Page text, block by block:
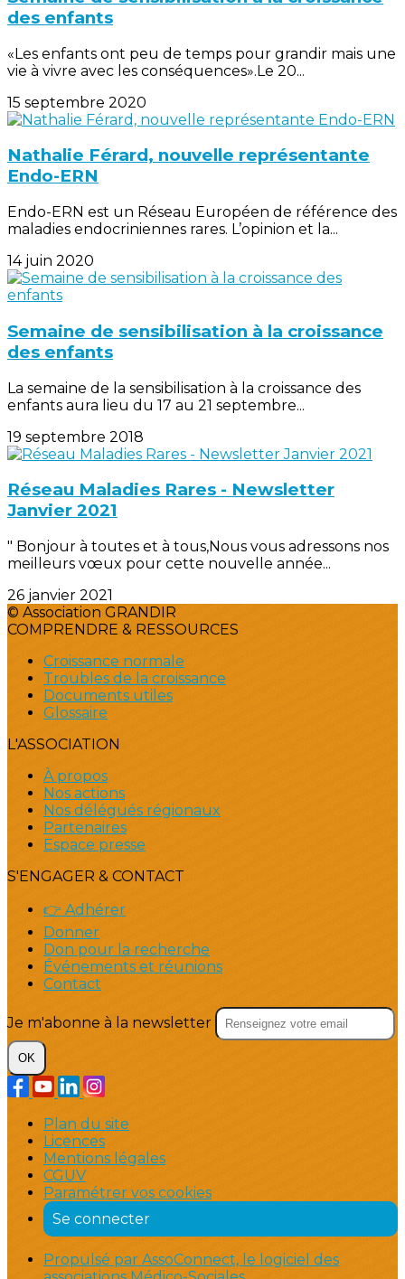
des enfants
«Les enfants ont peu de temps pour grandir mais une
vie à vivre avec les conséquences».Le 20...
15 septembre 2020
Nathalie Férard, nouvelle représentante
Endo-ERN
Endo-ERN est un Réseau Européen de référence des
maladies endocriniennes rares. L’opinion et la...
14 juin 2020
Semaine de sensibilisation à la croissance
des enfants
La semaine de la sensibilisation à la croissance des
enfants aura lieu du 17 au 21 septembre...
19 septembre 2018
Réseau Maladies Rares - Newsletter
Janvier 2021
" Bonjour à toutes et à tous,Nous vous adressons nos
meilleurs vœux pour cette nouvelle année...
26 janvier 2021
© Association GRANDIR
COMPRENDRE & RESSOURCES
Croissance normale
Troubles de la croissance
Documents utiles
Glossaire
L'ASSOCIATION
À propos
Nos actions
Nos délégués régionaux
Partenaires
Espace presse
S'ENGAGER & CONTACT
👉 Adhérer
Donner
Don pour la recherche
Événements et réunions
Contact
Je m'abonne à la newsletter
OK
Plan du site
Licences
Mentions légales
CGUV
Paramétrer vos cookies
Se connecter
Propulsé par AssoConnect, le logiciel des